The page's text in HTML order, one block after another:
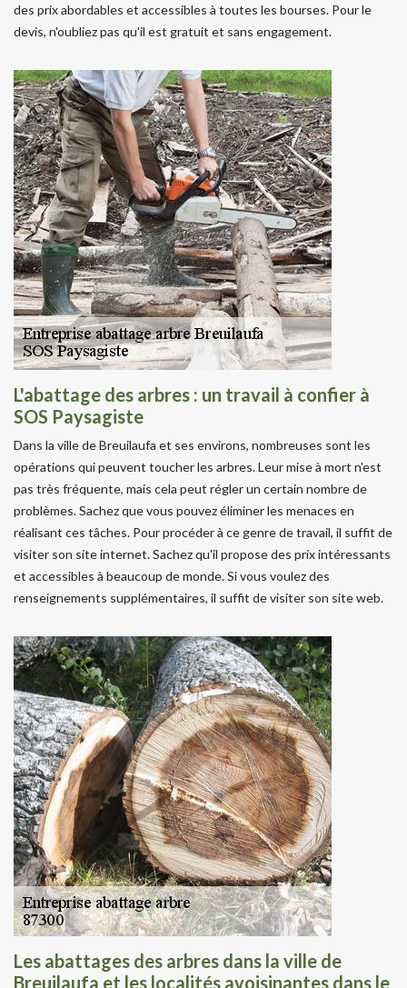
des prix abordables et accessibles à toutes les bourses. Pour le
devis, n'oubliez pas qu'il est gratuit et sans engagement.
L'abattage des arbres : un travail à confier à
SOS Paysagiste
Dans la ville de Breuilaufa et ses environs, nombreuses sont les
opérations qui peuvent toucher les arbres. Leur mise à mort n'est
pas très fréquente, mais cela peut régler un certain nombre de
problèmes. Sachez que vous pouvez éliminer les menaces en
réalisant ces tâches. Pour procéder à ce genre de travail, il suffit de
visiter son site internet. Sachez qu'il propose des prix intéressants
et accessibles à beaucoup de monde. Si vous voulez des
renseignements supplémentaires, il suffit de visiter son site web.
Les abattages des arbres dans la ville de
Breuilaufa et les localités avoisinantes dans le